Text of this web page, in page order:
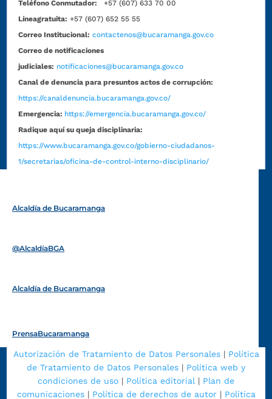
Teléfono Conmutador:
+57 (607) 633 70 00
Líneagratuita: +57 (607) 652 55 55
Correo Institucional: contactenos@bucaramanga.gov.co
Correo de notificaciones
judiciales: notificaciones@bucaramanga.gov.co
Canal de denuncia para presuntos actos de corrupción:
https://canaldenuncia.bucaramanga.gov.co/
Emergencia: https://emergencia.bucaramanga.gov.co/
Radique aquí su queja disciplinaria:
https://www.bucaramanga.gov.co/gobierno-ciudadanos-
1/secretarias/oficina-de-control-interno-disciplinario/
Alcaldía de Bucaramanga
@AlcaldíaBGA
Alcaldía de Bucaramanga
PrensaBucaramanga
Autorización de Tratamiento de Datos Personales| Política
de Tratamiento de Datos Personales | Política web y
condiciones de uso | Política editorial | Plan de
comunicaciones| Política de derechos de autor| Política